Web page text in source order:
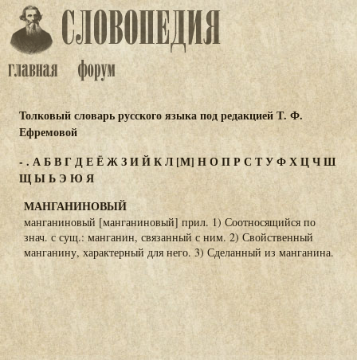
Толковый словарь русского языка под редакцией Т. Ф.
Ефремовой
- . АБВГДЕЁЖЗИЙКЛ[М] НОПРС ТУФХЦЧШ
ЩЫЬЭ ЮЯ
МАНГАНИНОВЫЙ
манганиновый [манганиновый] прил. 1) Соотносящийся по
знач. с сущ.: манганин, связанный с ним. 2) Свойственный
манганину, характерный для него. 3) Сделанный из манганина.